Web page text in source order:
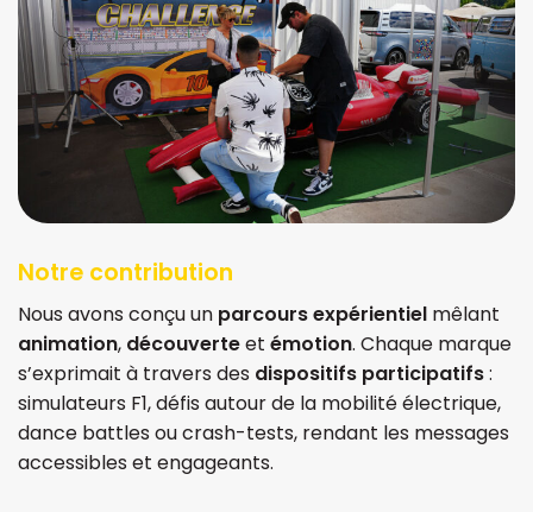
Notre contribution
Nous avons conçu un parcours expérientiel mêlant
animation, découverteet émotion. Chaque marque
s’exprimait à travers des dispositifs participatifs:
simulateurs F1, défis autour de la mobilité électrique,
dance battles ou crash-tests, rendant les messages
accessibles et engageants.